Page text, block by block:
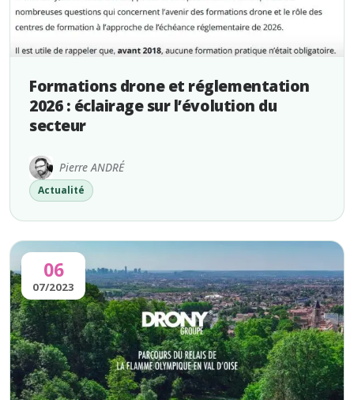
Formations drone et réglementation
2026 : éclairage sur l’évolution du
secteur
Pierre ANDRÉ
Actualité
06
07/2023